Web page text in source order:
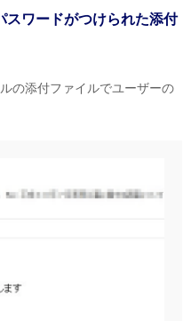
スワードがつけられた添付
の添付ファイルでユーザーの